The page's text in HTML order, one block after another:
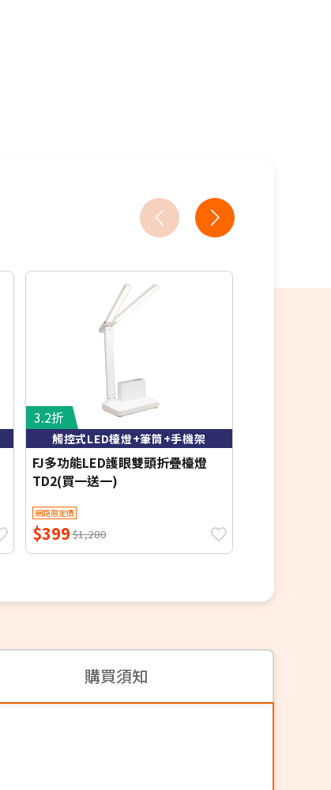
3.2折
觸控式LED檯燈+筆筒+手機架
FJ多功能LED護眼雙頭折疊檯燈
TD2(買一送一)
網路限定價
$399$1,280
購買須知